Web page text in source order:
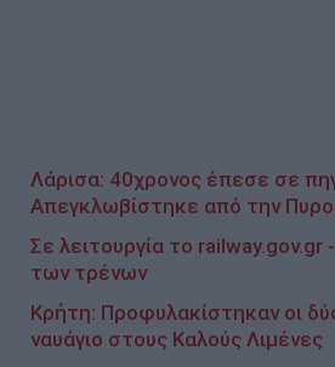
Λάρισα: 40χρονος έπεσε σε
Απεγκλωβίστηκε από την
Σε λειτουργία το railway.gov.gr
των τρένων
Κρήτη: Προφυλακίστηκαν οι
ναυάγιο στους Καλούς Λιμένες